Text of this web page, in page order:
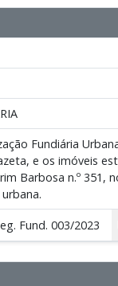
Fundiária
e os imóveis
Barbosa n.º
Fund. 003/2023